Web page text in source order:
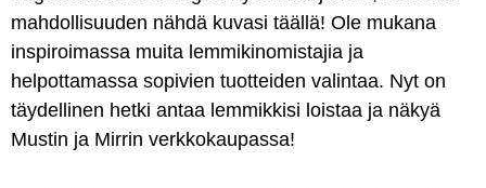
mahdollisuuden nähdä kuvasi täällä! Ole mukana
inspiroimassa muita lemmikinomistajia ja
helpottamassa sopivien tuotteiden valintaa. Nyt on
täydellinen hetki antaa lemmikkisi loistaa ja näkyä
Mustin ja Mirrin verkkokaupassa!